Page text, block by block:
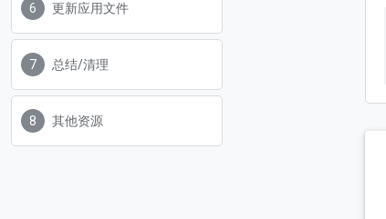
更新应用文件
总结/清理
其他资源